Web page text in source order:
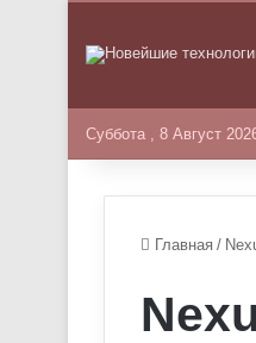
Суббота , 8 Август
Главная /